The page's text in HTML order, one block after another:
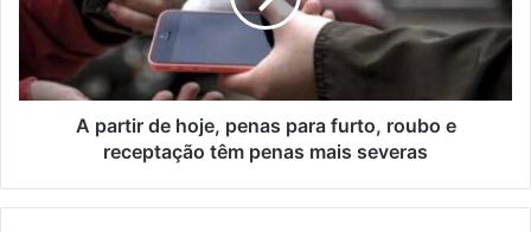
para
furto,
roubo
e
receptaçãoA partir de hoje, penas para furto, roubo e
receptação têm penas mais severas